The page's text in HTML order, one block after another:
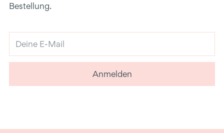
Bestellung.
E-
Mail
Anmelden